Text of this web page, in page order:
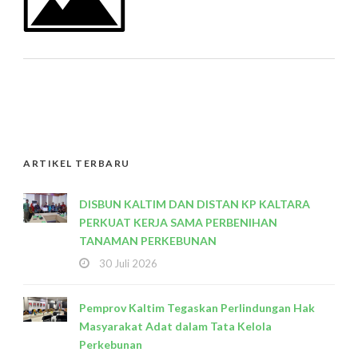
ARTIKEL TERBARU
DISBUN KALTIM DAN DISTAN KP KALTARA
PERKUAT KERJA SAMA PERBENIHAN
TANAMAN PERKEBUNAN
30 Juli 2026
Pemprov Kaltim Tegaskan Perlindungan Hak
Masyarakat Adat dalam Tata Kelola
Perkebunan